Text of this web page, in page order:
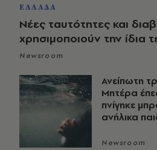
ΕΛΛΑΔΑ
Νέες ταυτότητες και
χρησιμοποιούν την ίδια
Newsroom
Ανείπωτη
Μητέρα
πνίγηκε
ανήλικα
Newsroom